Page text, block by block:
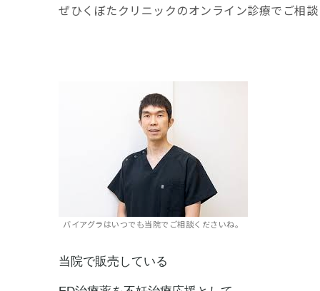
ぜひくぼたクリニックのオンライン診療でご相談
バイアグラはいつでも当院でご相談くださいね。
当院で販売している